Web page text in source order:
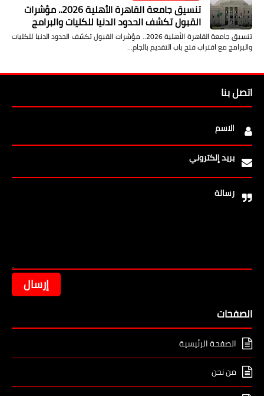
تنسيق جامعة القاهرة الأهلية 2026.. مؤشرات
القبول تكشف الحدود الدنيا للكليات والبرامج
تنسيق جامعة القاهرة الأهلية 2026.. مؤشرات القبول تكشف الحدود الدنيا للكليات
والبرامج مع اقتراب فتح باب التقديم بالجام…
اتصل بنا
الاسم
بريد إلكتروني
رسالة
الصفحات
الصفحة الرئيسية
من نحن